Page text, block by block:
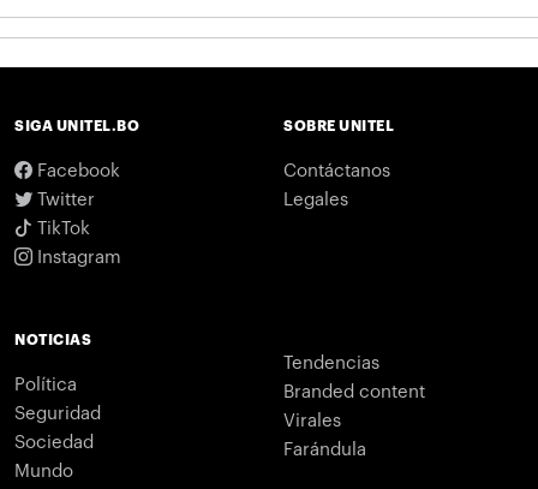
SIGA UNITEL.BO
Facebook
Twitter
TikTok
Instagram
SOBRE UNITEL
Contáctanos
Legales
NOTICIAS
Política
Seguridad
Sociedad
Mundo
Tendencias
Branded content
Virales
Farándula